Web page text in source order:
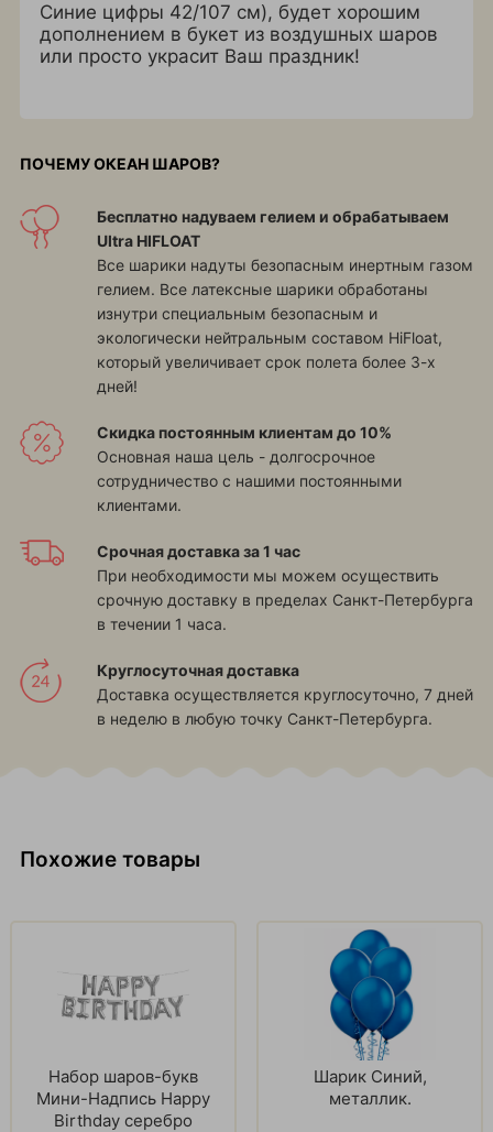
Синие цифры 42/107 см), будет хорошим
дополнением в букет из воздушных шаров
или просто украсит Ваш праздник!
ПОЧЕМУ ОКЕАН ШАРОВ?
Бесплатно надуваем гелием и обрабатываем
Ultra HIFLOAT
Все шарики надуты безопасным инертным газом
гелием. Все латексные шарики обработаны
изнутри специальным безопасным и
экологически нейтральным составом HiFloat,
который увеличивает срок полета более 3-х
дней!
Скидка постоянным клиентам до 10%
Основная наша цель - долгосрочное
сотрудничество с нашими постоянными
клиентами.
Срочная доставка за 1 час
При необходимости мы можем осуществить
срочную доставку в пределах Санкт-Петербурга
в течении 1 часа.
Круглосуточная доставка
Доставка осуществляется круглосуточно, 7 дней
в неделю в любую точку Санкт-Петербурга.
Похожие товары
Набор шаров-букв
Мини-Надпись Happy
Birthday серебро
Шарик Синий,
металлик.